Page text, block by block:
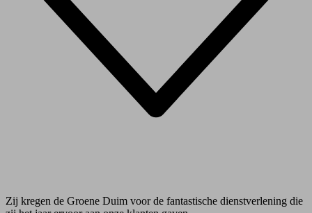
Zij kregen de Groene Duim voor de fantastische dienstverlening die